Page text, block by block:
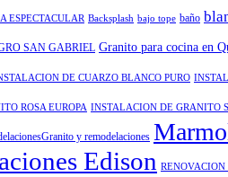
ESPECTACULAR Backsplash bajo tope baño
SAN GABRIEL Granito para cocina en
DE CUARZO BLANCO PURO
ROSA EUROPA INSTALACION DE GRANITO
y remodelaciones
Edison